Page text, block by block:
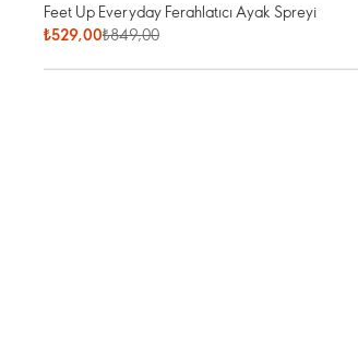
Feet Up Everyday Ferahlatıcı Ayak Spreyi
₺529,00₺849,00